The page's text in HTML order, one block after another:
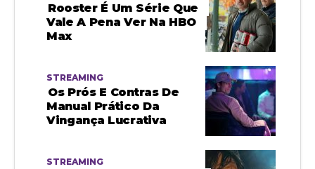
Rooster É Um Série Que
Vale A Pena Ver Na HBO
Max
STREAMING
Os Prós E Contras De
Manual Prático Da
Vingança Lucrativa
STREAMING